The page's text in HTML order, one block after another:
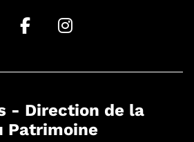
- Direction de la
Patrimoine